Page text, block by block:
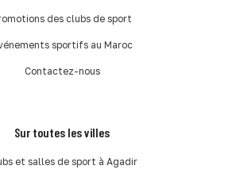
des clubs de sport
sportifs au Maroc
Contactez-nous
Sur toutes les villes
et salles de sport à Agadir